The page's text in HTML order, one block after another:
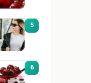
5
6